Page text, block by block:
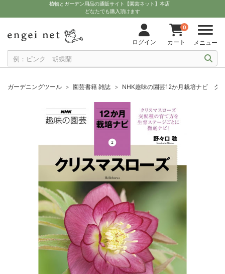
植物とガーデン用品の通販サイト【園芸ネット】本店
どなたでも購入頂けます
ログイン
0
カート メニュー
ガーデニングツール 園芸書籍 雑誌 NHK趣味の園芸12か月栽培ナビ ク